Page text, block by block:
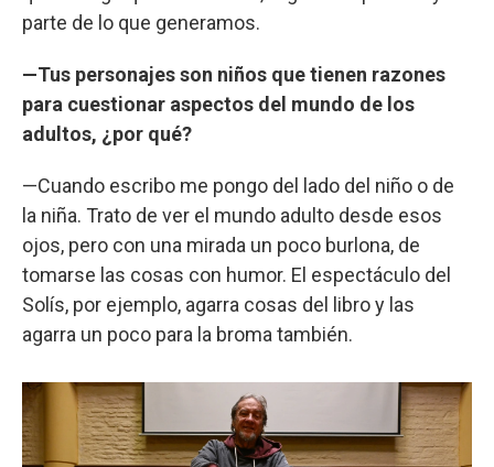
parte de lo que generamos.
—Tus personajes son niños que tienen razones
para cuestionar aspectos del mundo de los
adultos, ¿por qué?
—Cuando escribo me pongo del lado del niño o de
la niña. Trato de ver el mundo adulto desde esos
ojos, pero con una mirada un poco burlona, de
tomarse las cosas con humor. El espectáculo del
Solís, por ejemplo, agarra cosas del libro y las
agarra un poco para la broma también.